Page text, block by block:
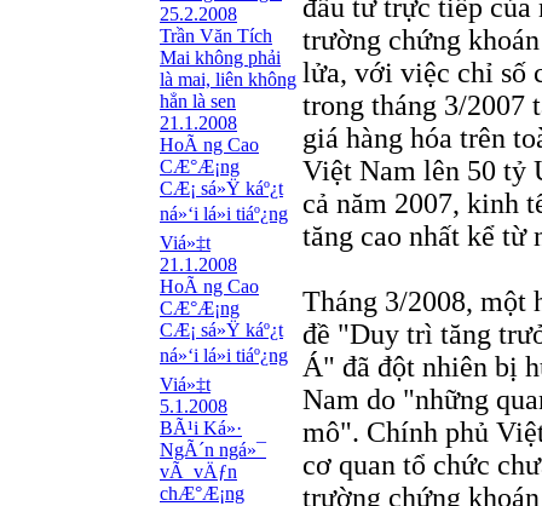
25.2.2008
Trần Văn Tích
Mai không phải
là mai, liên không
hẳn là sen
21.1.2008
HoÃ ng Cao
CÆ°Æ¡ng
CÆ¡ sá»Ÿ káº¿t
ná»‘i lá»i tiáº¿ng
Viá»‡t
21.1.2008
HoÃ ng Cao
CÆ°Æ¡ng
CÆ¡ sá»Ÿ káº¿t
ná»‘i lá»i tiáº¿ng
Viá»‡t
5.1.2008
BÃ¹i Ká»·
NgÃ´n ngá»¯
vÃ vÄƒn
chÆ°Æ¡ng
đầu tư trực tiếp
trường chứng
lửa, với việc chỉ số
trong tháng 3/2007
giá hàng hóa trên
Việt Nam lên 50 tỷ
cả năm 2007, kinh
tăng cao nhất kể từ
Tháng 3/2008, một
đề "Duy trì tăng
Á" đã đột nhiên bị
Nam do "những
mô". Chính phủ
cơ quan tổ chức
trường chứng